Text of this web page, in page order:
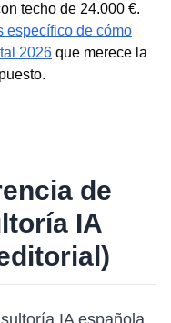
techo de 24.000 €.
específico de cómo
2026 que merece la
de
IA
IA española